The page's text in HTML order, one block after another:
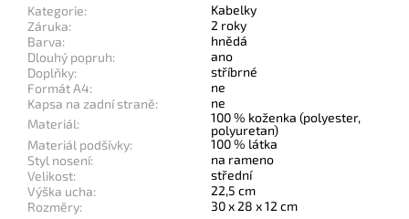
Kategorie:
Kabelky
Záruka:
2 roky
Barva:
hnědá
Dlouhý popruh:
ano
Doplňky:
stříbrné
Formát A4:
ne
Kapsa na zadní straně:
ne
Materiál:
100 % koženka (polyester,
polyuretan)
Materiál podšívky:
100 % látka
Styl nosení:
na rameno
Velikost:
střední
Výška ucha:
22,5 cm
Rozměry:
30 x 28 x 12 cm